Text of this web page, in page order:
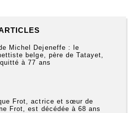
Michel Dejeneffe : le
belge, père de Tatayet,
à 77 ans
Frot, actrice et sœur de
Frot, est décédée à 68 ans